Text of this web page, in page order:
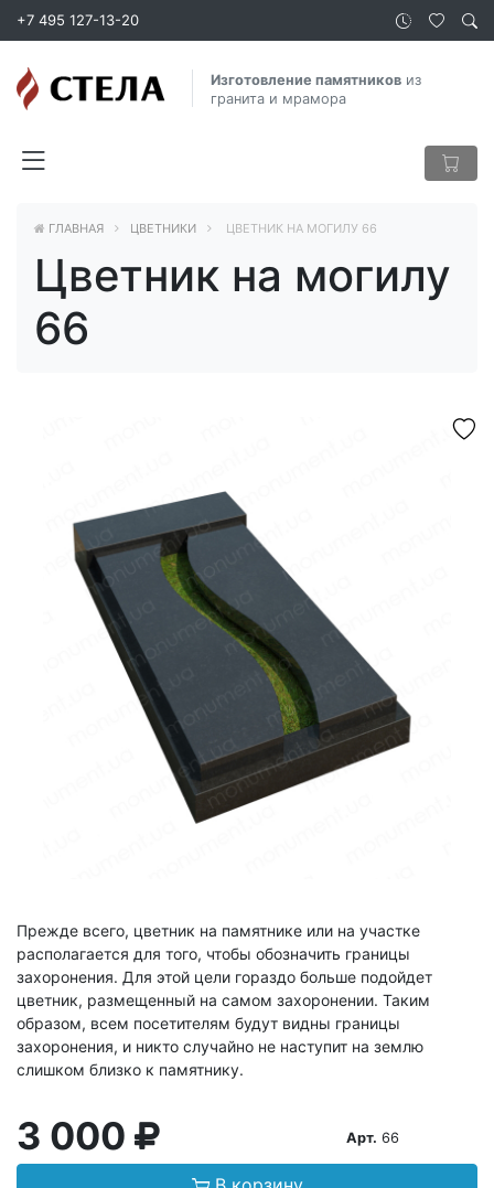
+7 495 127-13-20
Изготовление памятниковиз
гранита и мрамора
ГЛАВНАЯ ЦВЕТНИКИ ЦВЕТНИК НА МОГИЛУ 66
Цветник на могилу
66
Прежде всего, цветник на памятнике или на участке
располагается для того, чтобы обозначить границы
захоронения. Для этой цели гораздо больше подойдет
цветник, размещенный на самом захоронении. Таким
образом, всем посетителям будут видны границы
захоронения, и никто случайно не наступит на землю
слишком близко к памятнику.
3 000 Арт. 66